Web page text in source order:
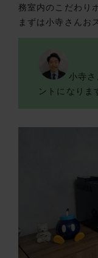
務室内のこだわり
まずは小寺さんお
小寺
ントになりま